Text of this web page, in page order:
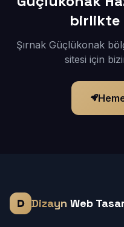
birlikte
Şırnak Güçlükonak
sitesi için
Dizayn Web